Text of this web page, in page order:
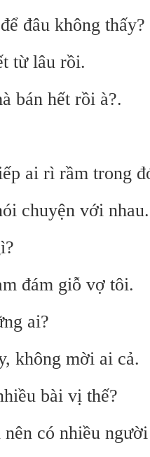
đâu không thấy?
từ lâu rồi.
bán hết rồi à?.
ai rì rầm trong
chuyện với nhau.
đám giỗ vợ tôi.
ai?
không mời ai cả.
bài vị thế?
có nhiều